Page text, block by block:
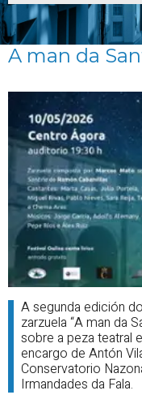
A man da
A segunda edición
zarzuela “A man da
sobre a peza teatral
encargo de Antón
Conservatorio
Irmandades da Fala.